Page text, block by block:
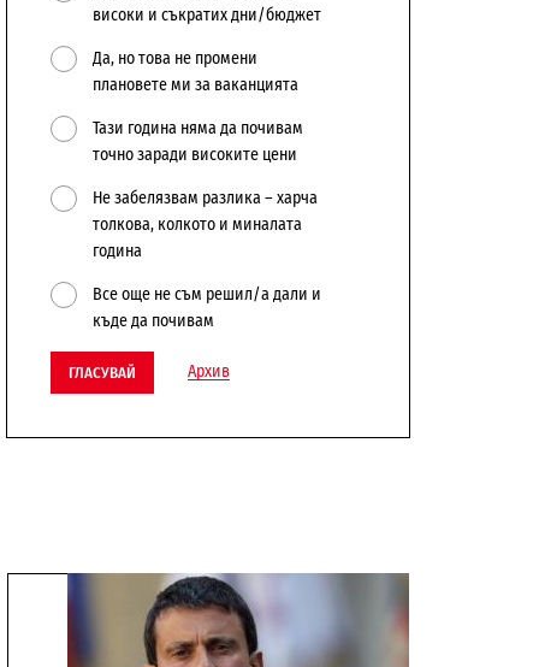
високи и съкратих дни/бюджет
Да, но това не промени
плановете ми за ваканцията
Тази година няма да почивам
точно заради високите цени
Не забелязвам разлика – харча
толкова, колкото и миналата
година
Все още не съм решил/а дали и
къде да почивам
ГЛАСУВАЙ Архив